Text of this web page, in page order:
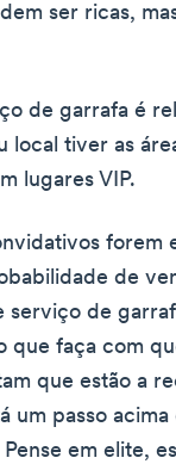
ser ricas,
de garrafa é
local tiver as
lugares VIP.
forem
de
serviço de
que faça com
que estão a
um passo
em elite,